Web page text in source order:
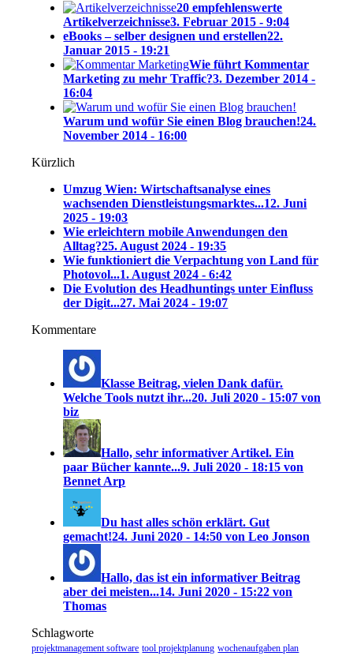
20 empfehlenswerte
Artikelverzeichnisse3. Februar 2015 - 9:04
eBooks – selber designen und erstellen22.
Januar 2015 - 19:21
Wie führt Kommentar
Marketing zu mehr Traffic?3. Dezember 2014 -
16:04
Warum und wofür Sie einen Blog brauchen!24.
November 2014 - 16:00
Kürzlich
Umzug Wien: Wirtschaftsanalyse eines
wachsenden Dienstleistungsmarktes...12. Juni
2025 - 19:03
Wie erleichtern mobile Anwendungen den
Alltag?25. August 2024 - 19:35
Wie funktioniert die Verpachtung von Land für
Photovol...1. August 2024 - 6:42
Die Evolution des Headhuntings unter Einfluss
der Digit...27. Mai 2024 - 19:07
Kommentare
Klasse Beitrag, vielen Dank dafür.
Welche Tools nutzt ihr...20. Juli 2020 - 15:07 von
biz
Hallo, sehr informativer Artikel. Ein
paar Bücher kannte...9. Juli 2020 - 18:15 von
Bennet Arp
Du hast alles schön erklärt. Gut
gemacht!24. Juni 2020 - 14:50 von Leo Jonson
Hallo, das ist ein informativer Beitrag
aber dei meisten...14. Juni 2020 - 15:22 von
Thomas
Schlagworte
projektmanagement software tool projektplanung wochenaufgaben plan